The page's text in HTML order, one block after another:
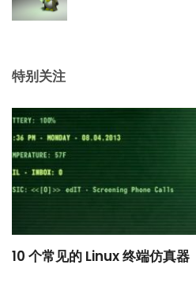
特别关注
10 个常见的 Linux 终端仿真器